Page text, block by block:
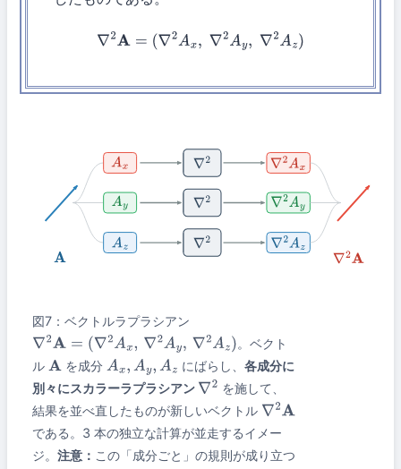
∇2A =(∇2Ax,∇ 2Ay,∇2 Az)
A
Ax
Ay
Az
∇2
∇2
∇2
∇2Ax
∇2Ay
∇2Az
∇2A
図7：ベクトルラプラシアン
∇2A=( ∇2 A x, ∇2Ay, ∇2 Az)
。ベクト
ル A を成分 Ax,Ay,Az にばらし、 各成分に
別々にスカラーラプラシアン ∇2 を施して、
結果を並べ直したものが新しいベクトル ∇2A
である。3 本の独立な計算が並走するイメー
ジ。 注意： この「成分ごと」の規則が成り立つ